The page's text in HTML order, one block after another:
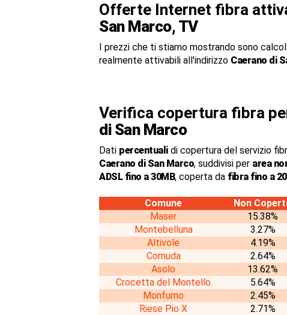
Offerte Internet fibra
San Marco, TV
I prezzi che ti stiamo mostrando sono
realmente attivabili all'indirizzo Caerano di
Verifica copertura fibra
di San Marco
Dati percentualidi copertura del servizio
Caerano di San Marco, suddivisi per area
ADSL fino a 30MB, coperta da fibra fino a
Comune Non
Maser
15.38%
Montebelluna
3.27%
Altivole
4.19%
Cornuda
2.64%
Asolo
13.62%
Crocetta del Montello
5.64%
Monfumo
2.45%
Riese Pio X
2.71%